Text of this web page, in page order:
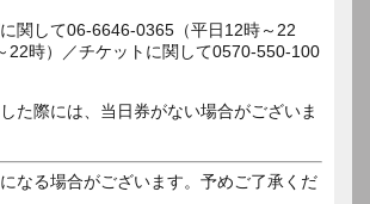
に関して06-6646-0365（平日12時～22
22時）／チケットに関して0570-550-100
た際には、当日券がない場合がございま
なる場合がございます。予めご了承くだ